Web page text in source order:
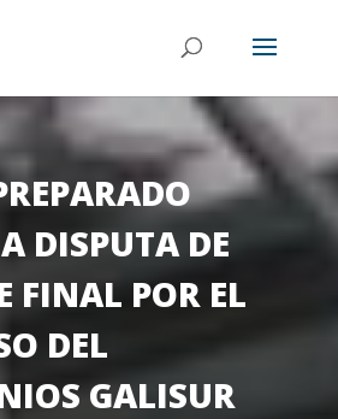
DISPUTA DE
FINAL POR EL
DEL
GALISUR